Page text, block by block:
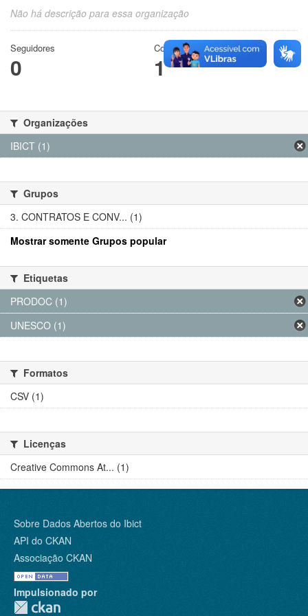
Não há descrição para essa organização
Seguidores
0
Conjuntos de dados
1
Organizações
IBICT (1)
Grupos
3. CONTRATOS E CONV... (1)
Mostrar somente Grupos popular
Etiquetas
PRODOC (1)
UNESCO (1)
Formatos
CSV (1)
Licenças
Creative Commons At... (1)
Sobre Dados Abertos do Ibict
API do CKAN
Associação CKAN
Impulsionado por